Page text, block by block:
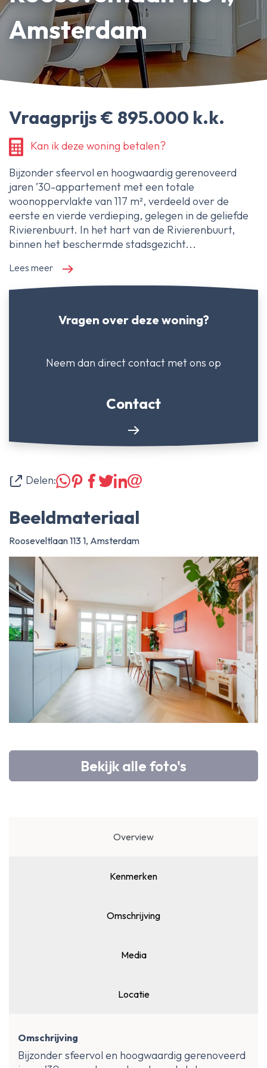
Amsterdam
Vraagprijs € 895.000 k.k.
Kan ik deze woning betalen?
Bijzonder sfeervol en hoogwaardig gerenoveerd
jaren ’30-appartement met een totale
woonoppervlakte van 117 m², verdeeld over de
eerste en vierde verdieping, gelegen in de geliefde
Rivierenbuurt. In het hart van de Rivierenbuurt,
binnen het beschermde stadsgezicht...
Lees meer
Vragen over deze woning?
Neem dan direct contact met ons op
Contact
Delen:
Beeldmateriaal
Rooseveltlaan 113 1, Amsterdam
Bekijk alle foto's
Overview
Kenmerken
Omschrijving
Media
Locatie
Omschrijving
Bijzonder sfeervol en hoogwaardig gerenoveerd
Erfpachtdeskundige
Gerechtelijke deskundige
Over Ameo makelaars
Onze reviews
Contact